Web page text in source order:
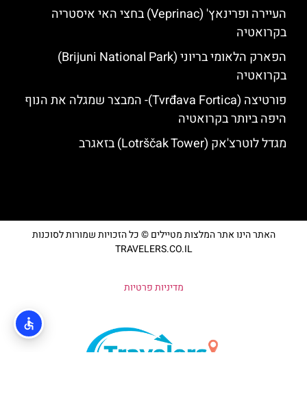
העיירה ופרינאץ' (Veprinac) בחצי האי איסטריה
בקרואטיה
הפארק הלאומי בריוני (Brijuni National Park)
בקרואטיה
פורטיצה (Tvrđava Fortica)- המבצר שמגלה את הנוף
היפה ביותר בקרואטיה
מגדל לוטרצ'אק (Lotrščak Tower) בזאגרב
האתר הינו אתר המלצות מטיילים © כל הזכויות שמורות לסוכנות
TRAVELERS.CO.IL
מדיניות פרטיות